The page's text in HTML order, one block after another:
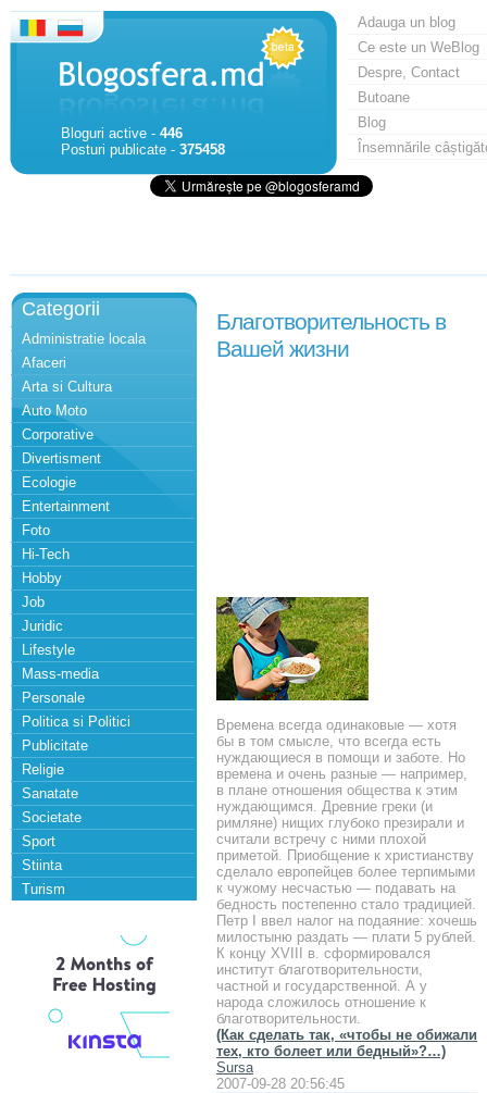
Bloguri active - 446
Posturi publicate - 375458
Adauga un blog
Ce este un WeBlog
Despre, Contact
Butoane
Blog
Însemnările
Categorii
Administratie locala
Afaceri
Arta si Cultura
Auto Moto
Corporative
Divertisment
Ecologie
Entertainment
Foto
Hi-Tech
Hobby
Job
Juridic
Lifestyle
Mass-media
Personale
Politica si Politici
Publicitate
Religie
Sanatate
Societate
Sport
Stiinta
Turism
Благотворительность в
Вашей жизни
Времена всегда одинаковые — хотя
бы в том смысле, что всегда есть
нуждающиеся в помощи и заботе. Но
времена и очень разные — например,
в плане отношения общества к этим
нуждающимся. Древние греки (и
римляне) нищих глубоко презирали и
считали встречу с ними плохой
приметой. Приобщение к христианству
сделало европейцев более терпимыми
к чужому несчастью — подавать на
бедность постепенно стало традицией.
Петр I ввел налог на подаяние: хочешь
милостыню раздать — плати 5 рублей.
К концу XVIII в. сформировался
институт благотворительности,
частной и государственной. А у
народа сложилось отношение к
благотворительности.
(Как сделать так, «чтобы не обижали
тех, кто болеет или бедный»?…)
Sursa
2007-09-28 20:56:45